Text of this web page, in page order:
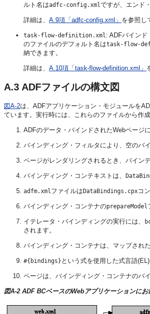
ルト名はadfc-config.xmlですが、エンド
詳細は、 A.9項「adfc-config.xml」 を参照し
task-flow-definition.xml : ADFバイン
のファイルのデフォルト名はtask-flow-
納できます。
詳細は、 A.10項「task-flow-definition.xml」
A.3 ADFファイルの構文図
図A-2は、ADFアプリケーション・モジュールを
ています。実行時には、これらのファイルから作
ADFのデータ・バインドされたWebページ
バインディング・フィルタにより、空のバ
ページがレンダリングされるとき、バイン
バインディング・コンテキストは、
adfm.xmlファイルは DataBindings.cpxコ
バインディング・コンテナのprepareModel
イテレータ・バインディングの実行には、
されます。
バインディング・コンテナは、マップされ
#{bindings} という式を使用した式言語
ページは、バインディング・コンテナのバ
図A-2 ADF BCベースのWebアプリケーションに